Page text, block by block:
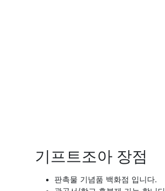
기프트조아 장점
판촉물 기념품 백화점 입니다.